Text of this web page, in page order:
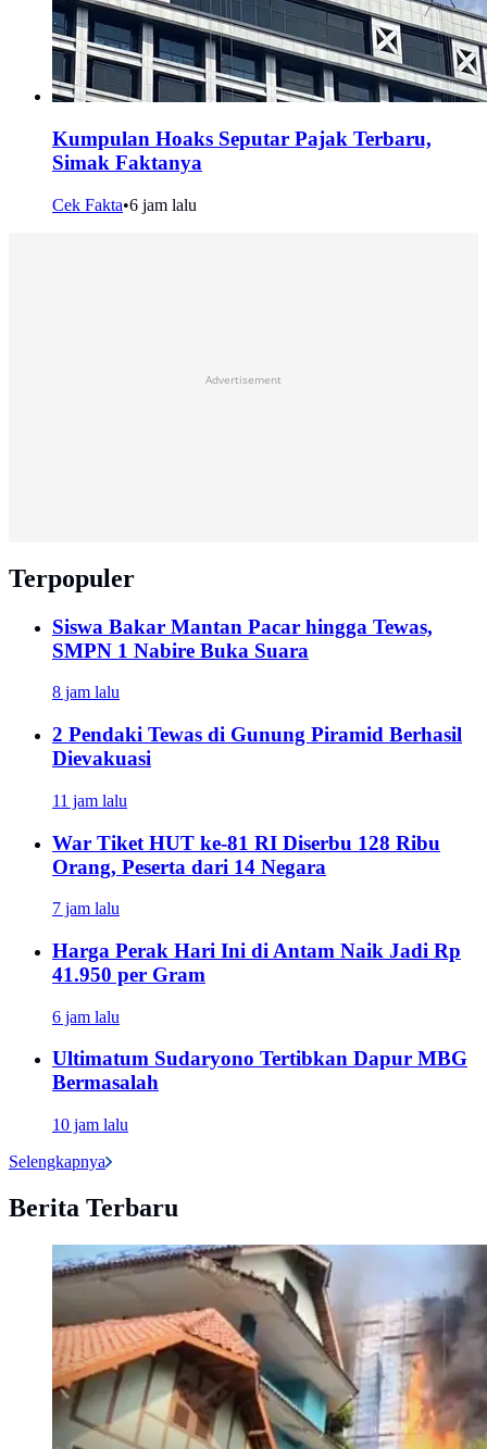
Kumpulan Hoaks Seputar Pajak Terbaru,
Simak Faktanya
Cek Fakta•6 jam lalu
Advertisement
Terpopuler
Siswa Bakar Mantan Pacar hingga Tewas,
SMPN 1 Nabire Buka Suara
8 jam lalu
2 Pendaki Tewas di Gunung Piramid Berhasil
Dievakuasi
11 jam lalu
War Tiket HUT ke-81 RI Diserbu 128 Ribu
Orang, Peserta dari 14 Negara
7 jam lalu
Harga Perak Hari Ini di Antam Naik Jadi Rp
41.950 per Gram
6 jam lalu
Ultimatum Sudaryono Tertibkan Dapur MBG
Bermasalah
10 jam lalu
Selengkapnya
Berita Terbaru